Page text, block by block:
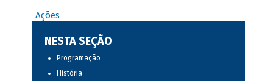
Ações
NESTA SEÇÃO
Programação
História